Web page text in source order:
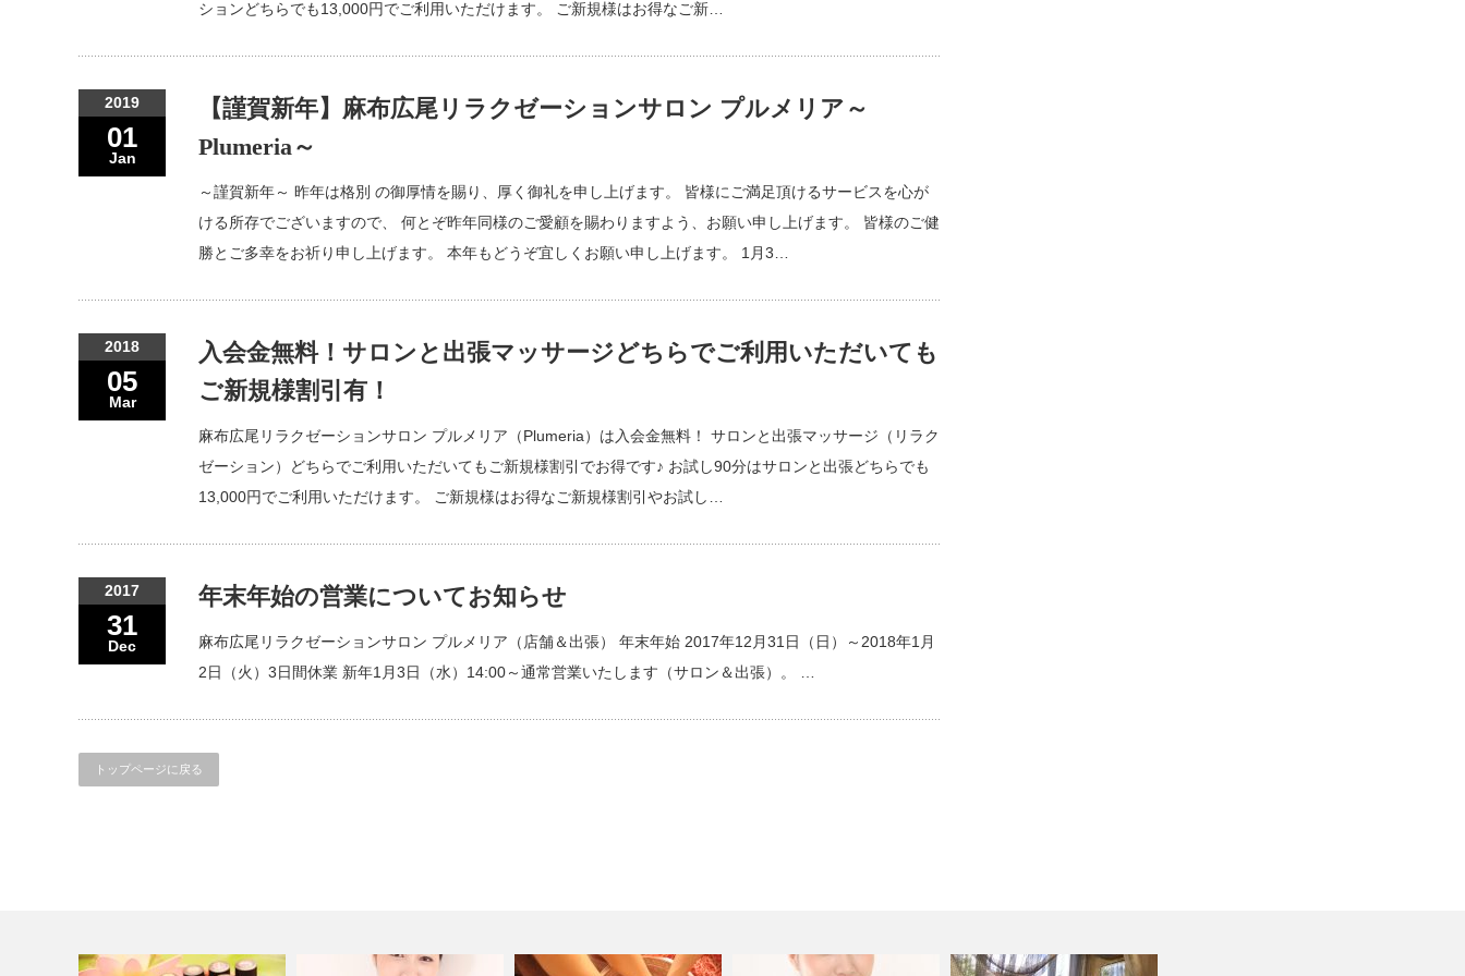
ションどちらでも13,000円でご利用いただけます。 ご新規様はお得なご新…
2019
01
Jan
【謹賀新年】麻布広尾リラクゼーションサロン プルメリア～
Plumeria～
～謹賀新年～ 昨年は格別 の御厚情を賜り、厚く御礼を申し上げます。 皆様にご満足頂けるサービスを心が
ける所存でございますので、 何とぞ昨年同様のご愛顧を賜わりますよう、お願い申し上げます。 皆様のご健
勝とご多幸をお祈り申し上げます。 本年もどうぞ宜しくお願い申し上げます。 1月3…
2018
05
Mar
入会金無料！サロンと出張マッサージどちらでご利用いただいても
ご新規様割引有！
麻布広尾リラクゼーションサロン プルメリア（Plumeria）は入会金無料！ サロンと出張マッサージ（リラク
ゼーション）どちらでご利用いただいてもご新規様割引でお得です♪ お試し90分はサロンと出張どちらでも
13,000円でご利用いただけます。 ご新規様はお得なご新規様割引やお試し…
2017
31
Dec
年末年始の営業についてお知らせ
麻布広尾リラクゼーションサロン プルメリア（店舗＆出張） 年末年始 2017年12月31日（日）～2018年1月
2日（火）3日間休業 新年1月3日（水）14:00～通常営業いたします（サロン＆出張）。 …
トップページに戻る